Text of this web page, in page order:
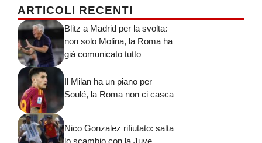
ARTICOLI RECENTI
Blitz a Madrid per la svolta:
non solo Molina, la Roma ha
già comunicato tutto
Il Milan ha un piano per
Soulé, la Roma non ci casca
Nico Gonzalez rifiutato: salta
lo scambio con la Juve